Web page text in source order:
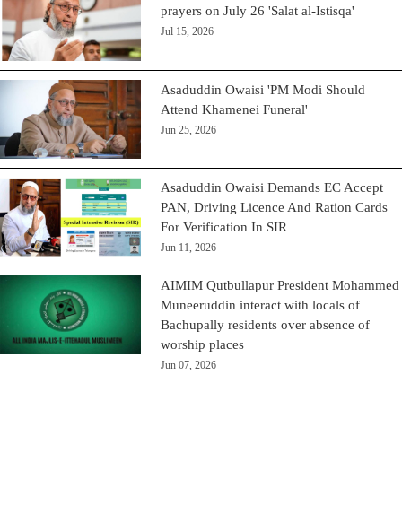
prayers on July 26 'Salat al-Istisqa'
Jul 15, 2026
Asaduddin Owaisi 'PM Modi Should
Attend Khamenei Funeral'
Jun 25, 2026
Asaduddin Owaisi Demands EC Accept
PAN, Driving Licence And Ration Cards
For Verification In SIR
Jun 11, 2026
AIMIM Qutbullapur President Mohammed
Muneeruddin interact with locals of
Bachupally residents over absence of
worship places
Jun 07, 2026